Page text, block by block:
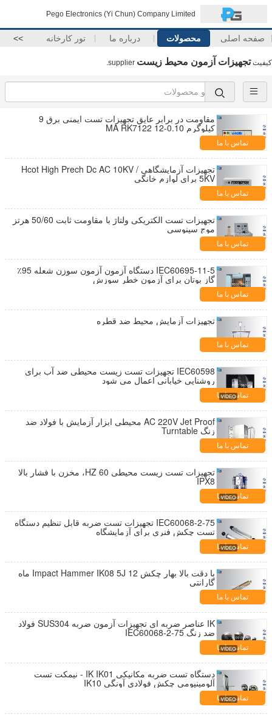
Pego Electronics (Yi Chun) Company Limited
صفحه اصلی محصولات درباره ما تور کارخانه >>
کیفیتتجهیزات آزمون محیط زیست
مقاومت در برابر عایق تجهیزات تست ایمنی برق 9
کیلوگرم 0.10-12 MA RK7122
تماس با ما
تجهیزات آزمایشگاهی Hcot High Prech Dc AC 10KV /
5KV برای لوازم خانگی
تماس با ما
تجهیزات تست الکتریکی ولتاژ با مقاومت ثابت 50/60 هرتز
موج سینوسی
تماس با ما
IEC60695-11-5 دستگاه آزمون آزمون سوزن شعله 95٪
گاز بوتان برای آزمون خطر سوزش
تماس با ما
تجهیزات آزمایش محیط ضد قطره
تماس با ما
IEC60598 تجهیزات تست زیست محیطی ضد آب برای
روشنایی خیابانی اعمال می شود
تماس با ما
AC 220V Jet Proof محیطی ابزار آزمایش با فولاد ضد
زنگ Turntable
تماس با ما
تجهیزات تست زیست محیطی 60 HZ، مخزن با فشار بالا
IPX8
تماس با ما
IEC60068-2-75 تجهیزات تست ضربه قابل تنظیم دستگاه
تست چکش فنری برای آزمایشگاه
تماس با ما
با دقت بالا بهار چکش Impact Hammer IK08 5J 12 ماه
گارانتی
تماس با ما
IK عناصر ضربه ای تجهیزات آزمون ضربه SUS304 فولاد
ضد زنگ IEC60068-2-75
تماس با ما
دستگاه تست ضربه مکانیکی IK IK01 - نیمکت تست
آلومینیومی چکش فولادی آونگی IK10
تماس با ما